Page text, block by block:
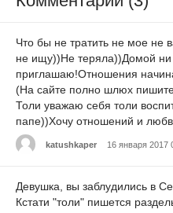
Что бы не тратить не мое не
не ищу))Не теряла))Домой ни
приглашаю!Отношения
(На сайте полно шлюх
Толи уважаю себя толи
папе))Хочу отношений и
katushkaper 16 января 2017
Девушка, вы заблудились в
Кстати "толи" пишется